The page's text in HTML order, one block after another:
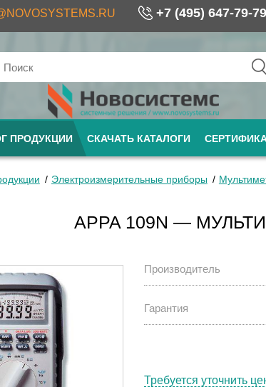
+7 (495) 647-79-79
ПРОДУКЦИИ СКАЧАТЬ КАТАЛОГИ
Электроизмерительные приборы
APPA 109N —
Производитель
Гарантия
Требуется уточнить